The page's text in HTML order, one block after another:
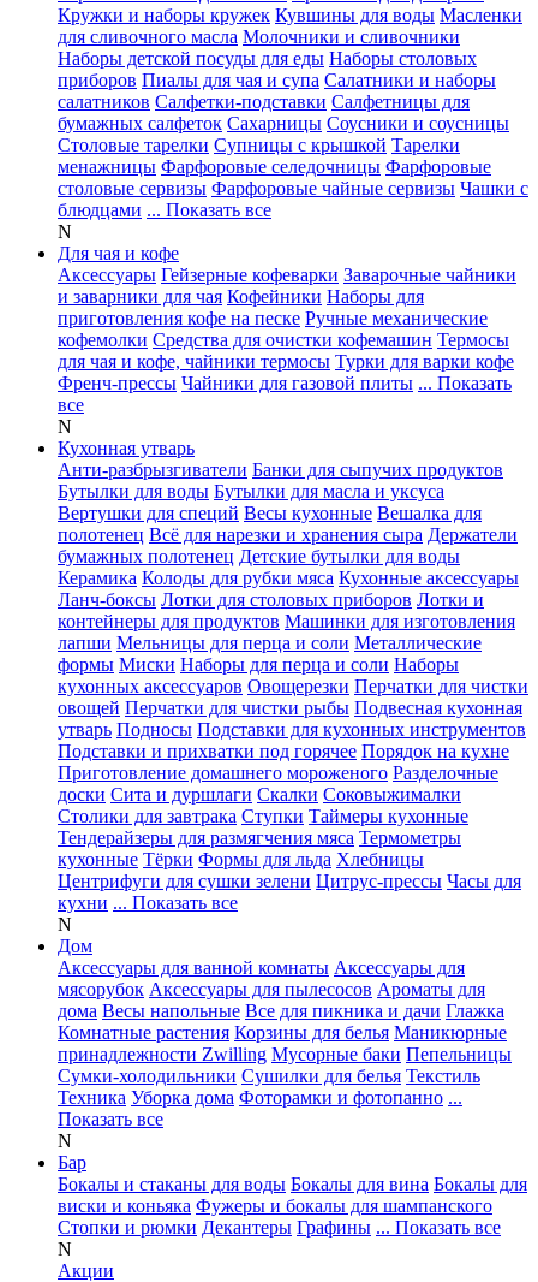
Кружки и наборы кружек Кувшины для воды Масленки
для сливочного масла Молочники и сливочники
Наборы детской посуды для еды Наборы столовых
приборов Пиалы для чая и супа Салатники и наборы
салатников Салфетки-подставки Салфетницы для
бумажных салфеток Сахарницы Соусники и соусницы
Столовые тарелки Супницы с крышкой Тарелки
менажницы Фарфоровые селедочницы Фарфоровые
столовые сервизы Фарфоровые чайные сервизы Чашки с
блюдцами ... Показать все
N
Для чая и кофе
Аксессуары Гейзерные кофеварки Заварочные чайники
и заварники для чая Кофейники Наборы для
приготовления кофе на песке Ручные механические
кофемолки Средства для очистки кофемашин Термосы
для чая и кофе, чайники термосы Турки для варки кофе
Френч-прессы Чайники для газовой плиты ... Показать
все
N
Кухонная утварь
Анти-разбрызгиватели Банки для сыпучих продуктов
Бутылки для воды Бутылки для масла и уксуса
Вертушки для специй Весы кухонные Вешалка для
полотенец Всё для нарезки и хранения сыра Держатели
бумажных полотенец Детские бутылки для воды
Керамика Колоды для рубки мяса Кухонные аксессуары
Ланч-боксы Лотки для столовых приборов Лотки и
контейнеры для продуктов Машинки для изготовления
лапши Мельницы для перца и соли Металлические
формы Миски Наборы для перца и соли Наборы
кухонных аксессуаров Овощерезки Перчатки для чистки
овощей Перчатки для чистки рыбы Подвесная кухонная
утварь Подносы Подставки для кухонных инструментов
Подставки и прихватки под горячее Порядок на кухне
Приготовление домашнего мороженого Разделочные
доски Сита и дуршлаги Скалки Соковыжималки
Столики для завтрака Ступки Таймеры кухонные
Тендерайзеры для размягчения мяса Термометры
кухонные Тёрки Формы для льда Хлебницы
Центрифуги для сушки зелени Цитрус-прессы Часы для
кухни ... Показать все
N
Дом
Аксессуары для ванной комнаты Аксессуары для
мясорубок Аксессуары для пылесосов Ароматы для
дома Весы напольные Все для пикника и дачи Глажка
Комнатные растения Корзины для белья Маникюрные
принадлежности Zwilling Мусорные баки Пепельницы
Сумки-холодильники Сушилки для белья Текстиль
Техника Уборка дома Фоторамки и фотопанно ...
Показать все
N
Бар
Бокалы и стаканы для воды Бокалы для вина Бокалы для
виски и коньяка Фужеры и бокалы для шампанского
Стопки и рюмки Декантеры Графины ... Показать все
N
Акции